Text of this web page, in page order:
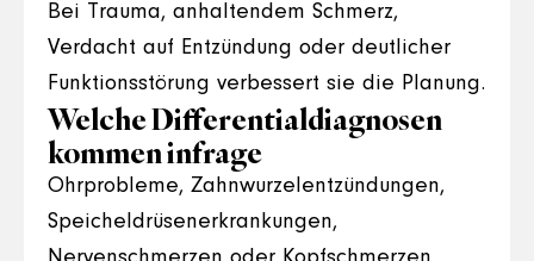
Bei Trauma, anhaltendem Schmerz,
Verdacht auf Entzündung oder deutlicher
Funktionsstörung verbessert sie die Planung.
Welche Differentialdiagnosen
kommen infrage
Ohrprobleme, Zahnwurzelentzündungen,
Speicheldrüsenerkrankungen,